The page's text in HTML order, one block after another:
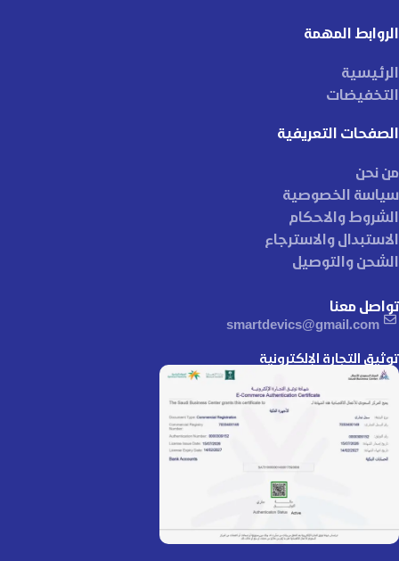
الروابط المهمة
الرئيسية
التخفيضات
الصفحات التعريفية
من نحن
سياسة الخصوصية
الشروط والاحكام
الاستبدال والاسترجاع
الشحن والتوصيل
تواصل معنا
smartdevics@gmail.com
توثيق التجارة الإلكترونية